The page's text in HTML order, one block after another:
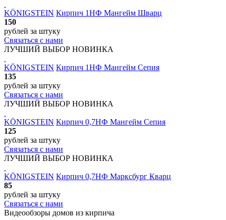
KÖNIGSTEIN Кирпич 1НФ Мангейм Шварц
150
рублей за штуку
Связаться с нами
ЛУЧШИЙ ВЫБОР НОВИНКА
KÖNIGSTEIN Кирпич 1НФ Мангейм Сепия
135
рублей за штуку
Связаться с нами
ЛУЧШИЙ ВЫБОР НОВИНКА
KÖNIGSTEIN Кирпич 0,7НФ Мангейм Сепия
125
рублей за штуку
Связаться с нами
ЛУЧШИЙ ВЫБОР НОВИНКА
KÖNIGSTEIN Кирпич 0,7НФ Марксбург Кварц
85
рублей за штуку
Связаться с нами
Видеообзоры домов из кирпича